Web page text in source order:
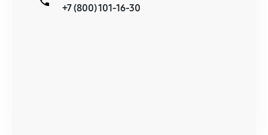
+7 (800) 101-16-30